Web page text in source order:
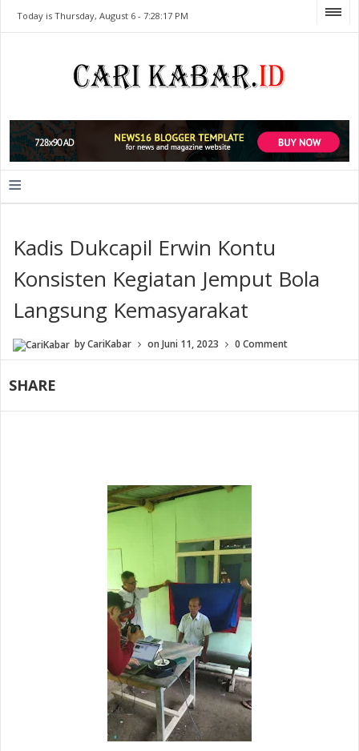
Today is Thursday, August 6 -7:28:17 PM
≡
Kadis Dukcapil Erwin Kontu
Konsisten Kegiatan Jemput Bola
Langsung Kemasyarakat
byCariKabar onJuni 11, 2023 0 Comment
SHARE